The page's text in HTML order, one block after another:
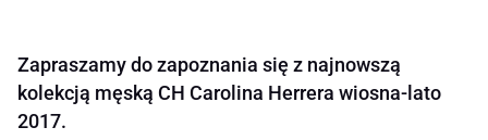
Zapraszamy do zapoznania się z najnowszą
kolekcją męską CH Carolina Herrera wiosna-lato
2017.